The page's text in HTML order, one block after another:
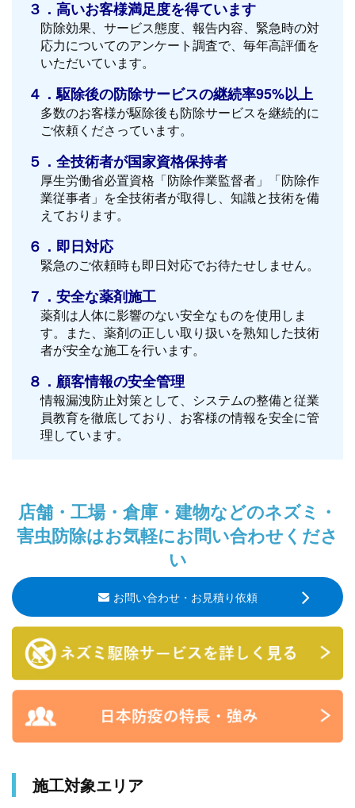
３．高いお客様満足度を得ています
防除効果、サービス態度、報告内容、緊急時の対
応力についてのアンケート調査で、毎年高評価を
いただいています。
４．駆除後の防除サービスの継続率95%以上
多数のお客様が駆除後も防除サービスを継続的に
ご依頼くださっています。
５．全技術者が国家資格保持者
厚生労働省必置資格「防除作業監督者」「防除作
業従事者」を全技術者が取得し、知識と技術を備
えております。
６．即日対応
緊急のご依頼時も即日対応でお待たせしません。
７．安全な薬剤施工
薬剤は人体に影響のない安全なものを使用しま
す。また、薬剤の正しい取り扱いを熟知した技術
者が安全な施工を行います。
８．顧客情報の安全管理
情報漏洩防止対策として、システムの整備と従業
員教育を徹底しており、お客様の情報を安全に管
理しています。
店舗・工場・倉庫・建物などのネズミ・
害虫防除はお気軽にお問い合わせくださ
い
お問い合わせ・お見積り依頼
施工対象エリア